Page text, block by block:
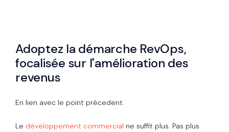
Adoptez la démarche RevOps,
focalisée sur l'amélioration des
revenus
En lien avec le point précedent.
Le développement commercial ne suffit plus. Pas plus